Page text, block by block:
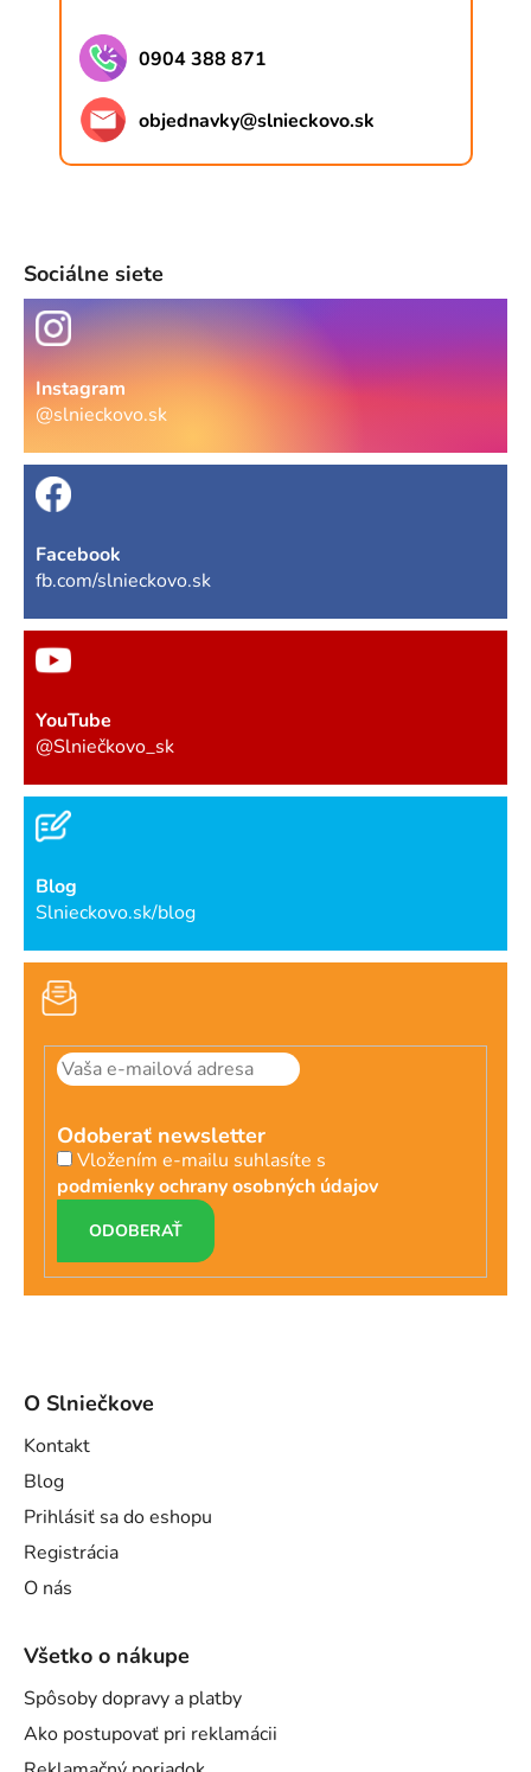
0904 388 871
objednavky@slnieckovo.sk
Sociálne siete
Instagram
@slnieckovo.sk
Facebook
fb.com/slnieckovo.sk
YouTube
@Slniečkovo_sk
Blog
Slnieckovo.sk/blog
Odoberať newsletter
Vložením e-mailu suhlasíte s
podmienky ochrany osobných údajov
PRIHLÁSIŤ
SA
O Slniečkove
Kontakt
Blog
Prihlásiť sa do eshopu
Registrácia
O nás
Všetko o nákupe
Spôsoby dopravy a platby
Ako postupovať pri reklamácii